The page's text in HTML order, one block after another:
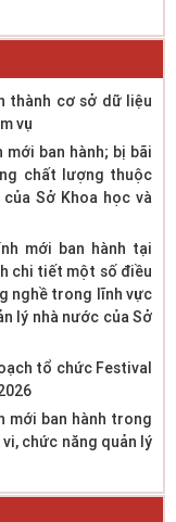
thành cơ sở dữ liệu
vụ
mới ban hành; bị bãi
chất lượng thuộc
Sở Khoa học và
mới ban hành tại
chi tiết một số điều
nghề trong lĩnh vực
lý nhà nước của Sở
tổ chức Festival
mới ban hành trong
chức năng quản lý